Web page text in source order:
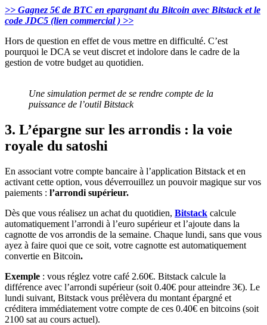
>> Gagnez 5€ de BTC en epargnant du Bitcoin avec Bitstack et le
code JDC5 (lien commercial ) >>
Hors de question en effet de vous mettre en difficulté. C’est
pourquoi le DCA se veut discret et indolore dans le cadre de la
gestion de votre budget au quotidien.
Une simulation permet de se rendre compte de la
puissance de l’outil Bitstack
3. L’épargne sur les arrondis : la voie
royale du satoshi
En associant votre compte bancaire à l’application Bitstack et en
activant cette option, vous déverrouillez un pouvoir magique sur vos
paiements : l’arrondi supérieur.
Dès que vous réalisez un achat du quotidien, Bitstack calcule
automatiquement l’arrondi à l’euro supérieur et l’ajoute dans la
cagnotte de vos arrondis de la semaine. Chaque lundi, sans que vous
ayez à faire quoi que ce soit, votre cagnotte est automatiquement
convertie en Bitcoin.
Exemple : vous réglez votre café 2.60€. Bitstack calcule la
différence avec l’arrondi supérieur (soit 0.40€ pour atteindre 3€). Le
lundi suivant, Bitstack vous prélèvera du montant épargné et
créditera immédiatement votre compte de ces 0.40€ en bitcoins (soit
2100 sat au cours actuel).